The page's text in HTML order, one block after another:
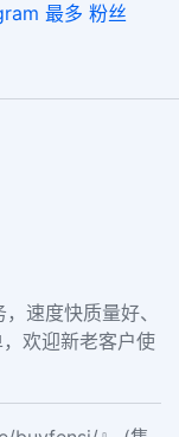
最多 粉丝
速度快质量好、
欢迎新老客户使